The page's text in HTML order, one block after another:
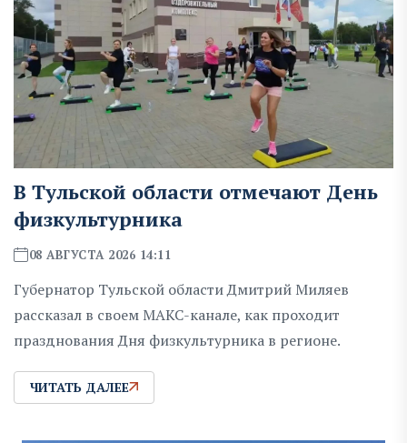
В Тульской области отмечают День
физкультурника
08 АВГУСТА 2026 14:11
Губернатор Тульской области Дмитрий Миляев
рассказал в своем MAKC-канале, как проходит
празднования Дня физкультурника в регионе.
ЧИТАТЬ ДАЛЕЕ